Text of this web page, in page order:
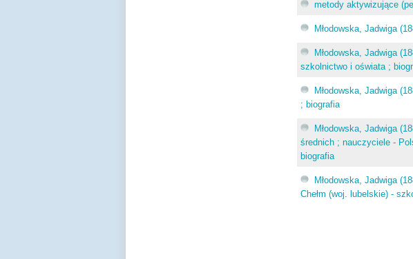
metody aktywizujące
Młodowska, Jadwiga
Młodowska, Jadwiga
szkolnictwo i oświata ;
Młodowska, Jadwiga
; biografia
Młodowska, Jadwiga
średnich ; nauczyciele -
biografia
Młodowska, Jadwiga
Chełm (woj. lubelskie) -